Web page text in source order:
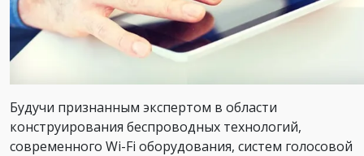
Будучи признанным экспертом в области
конструирования беспроводных технологий,
современного Wi-Fi оборудования, систем голосовой